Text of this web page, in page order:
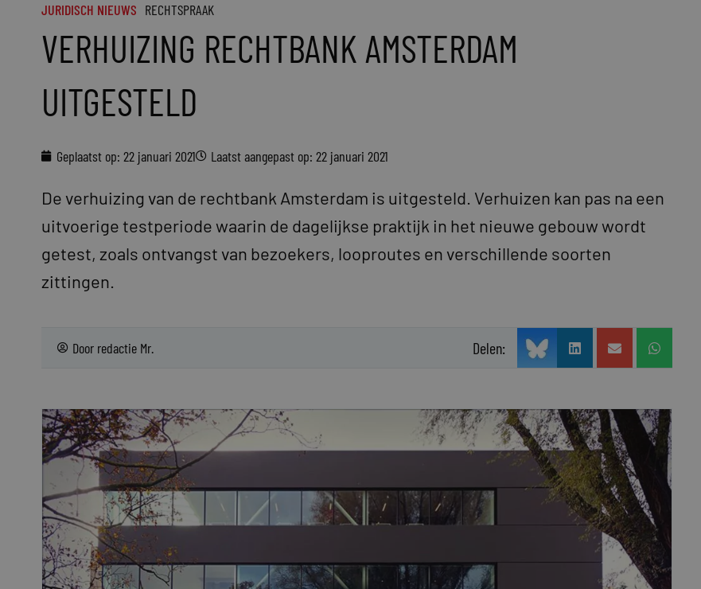
JURIDISCH NIEUWS RECHTSPRAAK
VERHUIZING RECHTBANK AMSTERDAM
UITGESTELD
Geplaatst op: 22 januari 2021 Laatst aangepast op: 22 januari 2021
De verhuizing van de rechtbank Amsterdam is uitgesteld. Verhuizen kan pas na een
uitvoerige testperiode waarin de dagelijkse praktijk in het nieuwe gebouw wordt
getest, zoals ontvangst van bezoekers, looproutes en verschillende soorten
zittingen.
Door redactie Mr. Delen: